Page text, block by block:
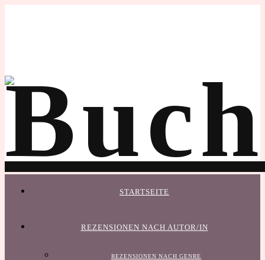
STARTSEITE
REZENSIONEN NACH AUTOR/IN
REZENSIONEN NACH GENRE